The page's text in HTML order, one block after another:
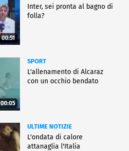
00:51
Inter, sei pronta al bagno di
folla?
00:05
SPORT
L'allenamento di Alcaraz
con un occhio bendato
ULTIME NOTIZIE
L'ondata di calore
attanaglia l'Italia